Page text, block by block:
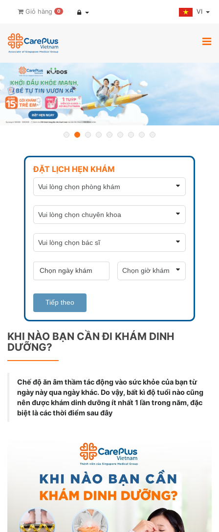
Giỏ hàng 0 VI
ĐẶT LỊCH HẸN KHÁM
Tiếp theo
KHI NÀO BẠN CẦN ĐI KHÁM DINH
DƯỠNG?
Chế độ ăn âm thầm tác động vào sức khỏe của bạn từ
ngày này qua ngày khác. Do vậy, bất kì độ tuổi nào cũng
nên được khám dinh dưỡng ít nhất 1 lần trong năm, đặc
biệt là các thời điểm sau đây